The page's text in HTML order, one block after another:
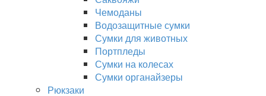
Чемоданы
Водозащитные сумки
Сумки для животных
Портпледы
Сумки на колесах
Сумки органайзеры
Рюкзаки